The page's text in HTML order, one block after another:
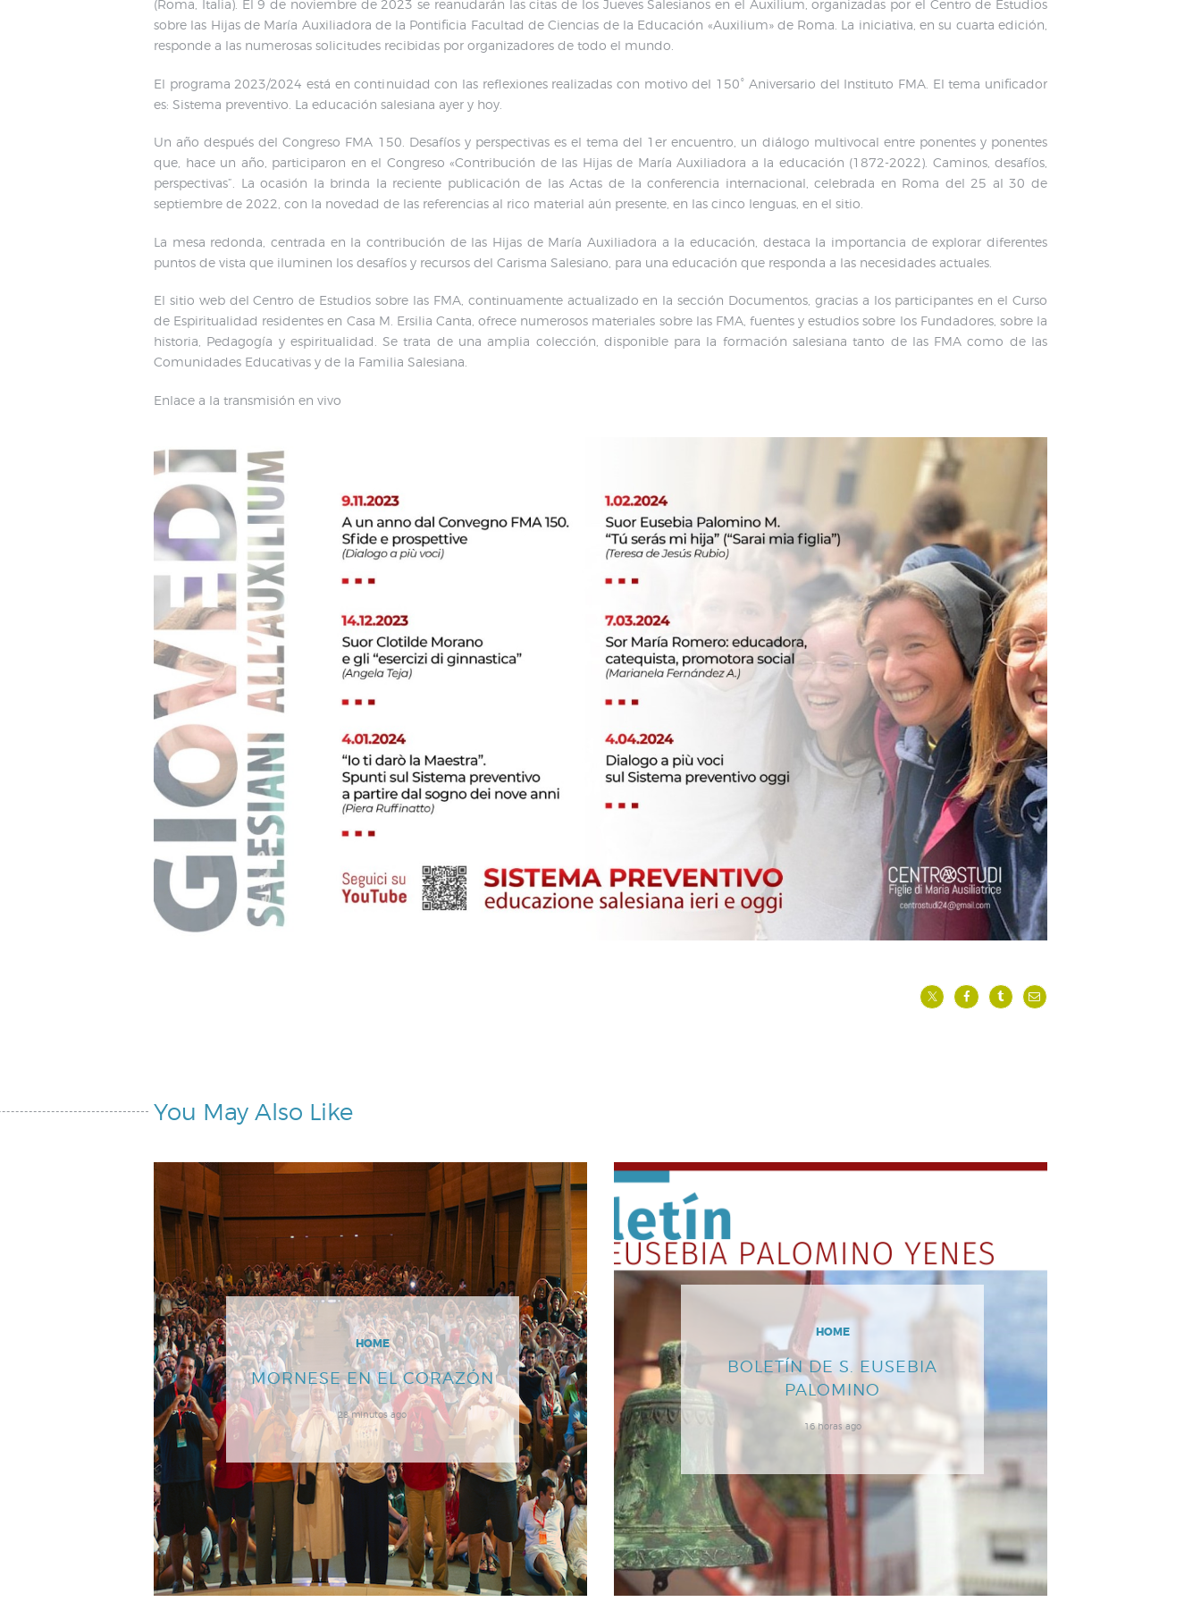
(Roma, Italia). El 9 de noviembre de 2023 se reanudarán las citas de los Jueves Salesianos en el Auxilium, organizadas por el Centro de Estudios
sobre las Hijas de María Auxiliadora de la Pontificia Facultad de Ciencias de la Educación «Auxilium» de Roma. La iniciativa, en su cuarta edición,
responde a las numerosas solicitudes recibidas por organizadores de todo el mundo.
El programa 2023/2024 está en continuidad con las reflexiones realizadas con motivo del 150° Aniversario del Instituto FMA. El tema unificador
es: Sistema preventivo. La educación salesiana ayer y hoy.
Un año después del Congreso FMA 150. Desafíos y perspectivas es el tema del 1er encuentro, un diálogo multivocal entre ponentes y ponentes
que, hace un año, participaron en el Congreso «Contribución de las Hijas de María Auxiliadora a la educación (1872-2022). Caminos, desafíos,
perspectivas”. La ocasión la brinda la reciente publicación de las Actas de la conferencia internacional, celebrada en Roma del 25 al 30 de
septiembre de 2022, con la novedad de las referencias al rico material aún presente, en las cinco lenguas, en el sitio.
La mesa redonda, centrada en la contribución de las Hijas de María Auxiliadora a la educación, destaca la importancia de explorar diferentes
puntos de vista que iluminen los desafíos y recursos del Carisma Salesiano, para una educación que responda a las necesidades actuales.
El sitio web del Centro de Estudios sobre las FMA, continuamente actualizado en la sección Documentos, gracias a los participantes en el Curso
de Espiritualidad residentes en Casa M. Ersilia Canta, ofrece numerosos materiales sobre las FMA, fuentes y estudios sobre los Fundadores, sobre la
historia, Pedagogía y espiritualidad. Se trata de una amplia colección, disponible para la formación salesiana tanto de las FMA como de las
Comunidades Educativas y de la Familia Salesiana.
Enlace a la transmisión en vivo
You May Also Like
HOME
MORNESE EN EL CORAZÓN
28 minutos ago
HOME
BOLETÍN DE S. EUSEBIA
PALOMINO
16 horas ago